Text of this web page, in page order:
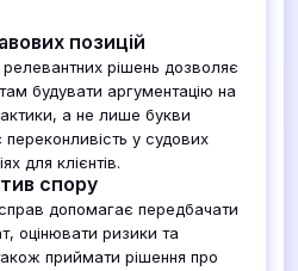
позицій
рішень дозволяє
будувати аргументацію на
а не лише букви
у судових
для клієнтів.
спору
допомагає передбачати
оцінювати ризики та
приймати рішення про